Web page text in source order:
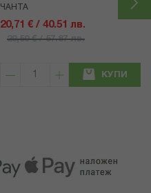
ЧАНТА
20,71 € / 40.51 лв.
29,59 € / 57.87 лв.
КУПИ